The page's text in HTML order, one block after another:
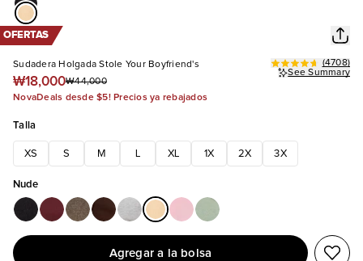
OFERTAS
Sudadera Holgada Stole Your Boyfriend's
₩18,000₩44,000
(4708)
See Summary
NovaDeals desde $5! Precios ya rebajados
Talla
XS S M XL 1X 2X 3X
Nude
Agregar a la bolsa